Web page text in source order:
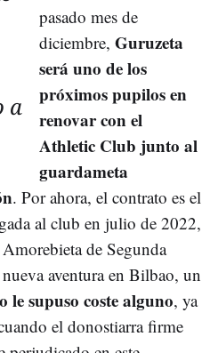
a
pasado mes de
diciembre, Guruzeta
será uno de los
próximos pupilos en
renovar con el
Athletic Club junto al
guardameta
. Por ahora, el contrato es el
al club en julio de 2022,
de Segunda
aventura en Bilbao, un
le supuso coste alguno, ya
el donostiarra firme